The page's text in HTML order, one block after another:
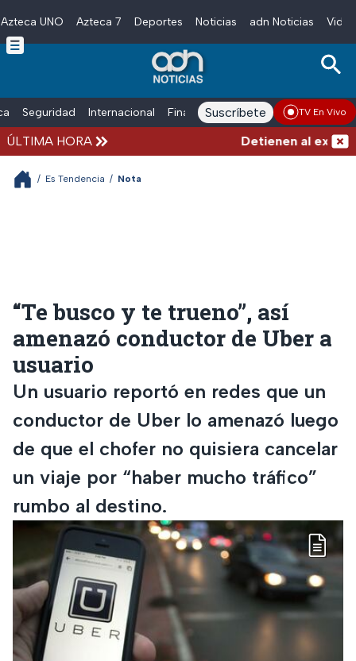
Skip to main content
Azteca UNO Azteca 7 Deportes Noticias adn Noticias
Seguridad Internacional Finanzas adn Noticias Radio
Suscríbete TV En Vivo
ÚLTIMA HORA Detienen al
/ Es Tendencia / Nota
“Te busco y te trueno”, así
amenazó conductor de Uber a
usuario
Un usuario reportó en redes que un
conductor de Uber lo amenazó luego
de que el chofer no quisiera cancelar
un viaje por “haber mucho tráfico”
rumbo al destino.